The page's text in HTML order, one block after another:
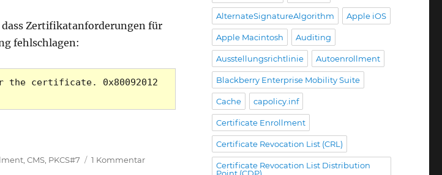
Zertifikatanforderungen für
fehlschlagen:
the certificate. 0x80092012
fehl mit Fehlermeldung "The revocation function was unable to check
,CMS PKCS#7 1 Kommentarzu
Zertifikatanforderungen
AlternateSignatureAlgorithm Apple iOS
Apple Macintosh Auditing
Ausstellungsrichtlinie Autoenrollment
Blackberry Enterprise Mobility Suite
Cache capolicy.inf
Certificate Enrollment
Certificate Revocation List (CRL)
Certificate Revocation List Distribution